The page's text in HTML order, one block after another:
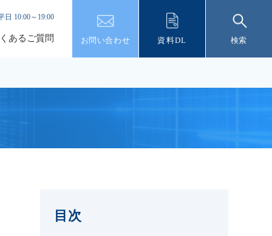
あるご質問
日 10:00～19:00
お問い合わせ 資料DL 検索
目次